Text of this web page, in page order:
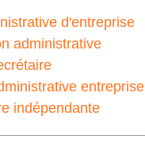
d'entreprise
administrative
entreprise
indépendante